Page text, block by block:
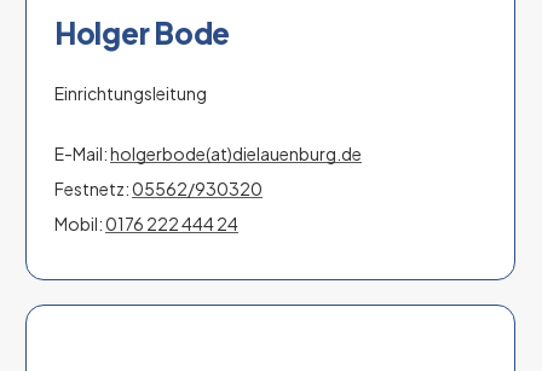
Holger Bode
Einrichtungsleitung
E-Mail:holgerbode(at)dielauenburg.de
Festnetz:05562/930320
Mobil:0176 222 444 24